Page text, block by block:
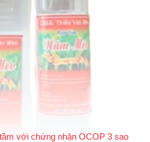
với chứng nhận OCOP 3 sao